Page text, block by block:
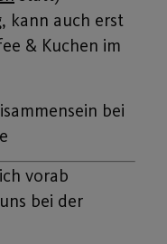
bei der
Mitglieder
-63